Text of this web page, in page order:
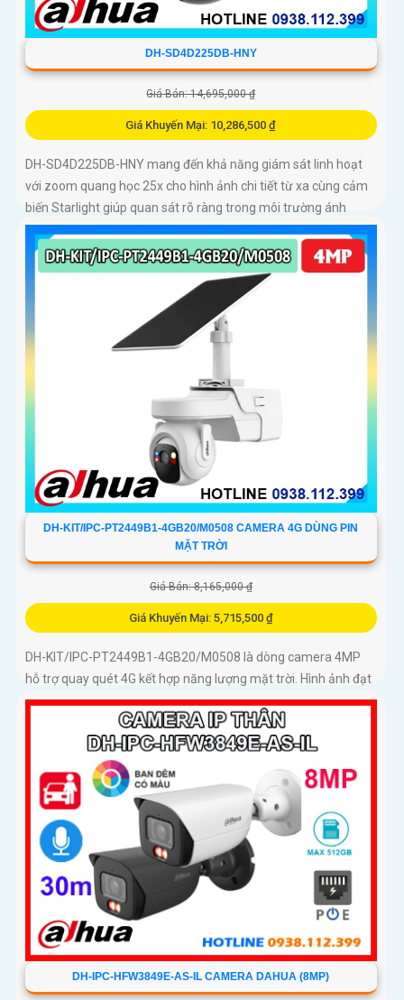
DH-SD4D225DB-HNY
Giá Bán: 14,695,000 ₫
Giá Khuyến Mại: 10,286,500 ₫
DH-SD4D225DB-HNY mang đến khả năng giám sát linh hoạt
với zoom quang học 25x cho hình ảnh chi tiết từ xa cùng cảm
biến Starlight giúp quan sát rõ ràng trong môi trường ánh
sáng yếu Tầm nhìn hồng ngoại đạt đến 100m và đèn ánh sáng
ấm 50m giúp hình ảnh ban đêm luôn sắc nét Camera hỗ trợ
chống nước IP67 cùng tốc độ khung hình 30fps@1080p ổn
DH-KIT/IPC-PT2449B1-4GB20/M0508 CAMERA 4G DÙNG PIN
MẶT TRỜI
Giá Bán: 8,165,000 ₫
Giá Khuyến Mại: 5,715,500 ₫
DH-KIT/IPC-PT2449B1-4GB20/M0508 là dòng camera 4MP
hỗ trợ quay quét 4G kết hợp năng lượng mặt trời. Hình ảnh đạt
chuẩn Ultra 2K+, ống kính 3. 6mm góc rộng 78
DH-IPC-HFW3849E-AS-IL CAMERA DAHUA (8MP)